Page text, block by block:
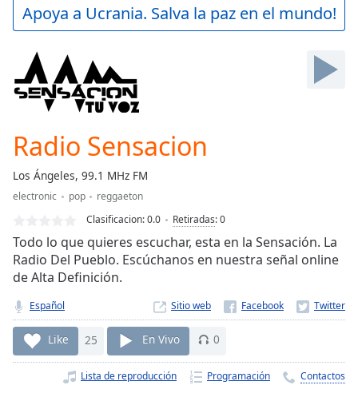
Play
Video
Skip
Backward
Skip
Forward
Current
Time0:00
Duration
Loaded:
Stream
TypeLIVE
Seek to
currently
behind
liveLIVE
Remaining
Time-
Apoya a Ucrania. Salva la paz en el mundo!
Radio Sensacion
Los Ángeles, 99.1 MHz FM
electronic pop
reggaeton
Clasificacion:0.0 Retiradas:0
Todo lo que quieres escuchar, esta en la Sensación. La
Radio Del Pueblo. Escúchanos en nuestra señal online
de Alta Definición.
Español Sitio web
Like 25 En Vivo 0
Lista de reproducción Programación Contactos